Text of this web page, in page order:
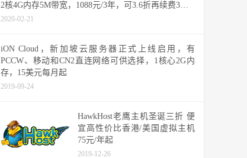
2核4G内存5M带宽，1088元/3年，可3.6折再续费3年 #
推荐商家，可放心购买#
2020-02-21
iON Cloud，新加坡云服务器正式上线启用，有
PCCW、移动和CN2直连网络可供选择，1核心2G内
存，15美元每月起
2019-09-24
HawkHost老鹰主机圣诞三折 便
宜高性价比香港/美国虚拟主机
75元/年起
2019-12-26